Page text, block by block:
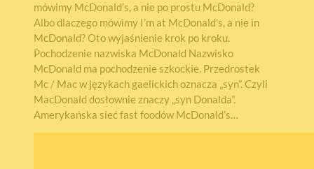
mówimy McDonald’s, a nie po prostu McDonald?
Albo dlaczego mówimy I’m at McDonald’s, a nie in
McDonald? Oto wyjaśnienie krok po kroku.
Pochodzenie nazwiska McDonald Nazwisko
McDonald ma pochodzenie szkockie. Przedrostek
Mc / Mac w językach gaelickich oznacza „syn”. Czyli
MacDonald dosłownie znaczy „syn Donalda”.
Amerykańska sieć fast foodów McDonald’s…